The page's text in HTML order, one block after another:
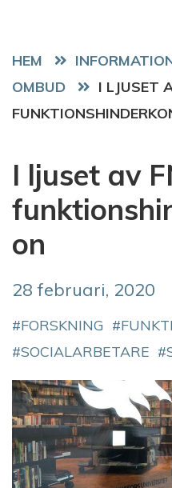
HEM
OMBUD
I LJUSET
I ljuset av
on
28 februari, 2020
FORSKNING
SOCIALARBETARE